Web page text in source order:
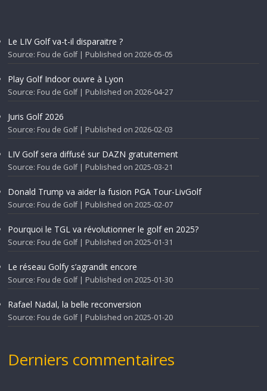
Le LIV Golf va-t-il disparaitre ?
Source: Fou de Golf Published on 2026-05-05
Play Golf Indoor ouvre à Lyon
Source: Fou de Golf Published on 2026-04-27
Juris Golf 2026
Source: Fou de Golf Published on 2026-02-03
LIV Golf sera diffusé sur DAZN gratuitement
Source: Fou de Golf Published on 2025-03-21
Donald Trump va aider la fusion PGA Tour-LivGolf
Source: Fou de Golf Published on 2025-02-07
Pourquoi le TGL va révolutionner le golf en 2025?
Source: Fou de Golf Published on 2025-01-31
Le réseau Golfy s’agrandit encore
Source: Fou de Golf Published on 2025-01-30
Rafael Nadal, la belle reconversion
Source: Fou de Golf Published on 2025-01-20
Derniers commentaires